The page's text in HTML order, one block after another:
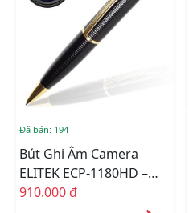
Đã bán: 194
Bút Ghi Âm Camera
ELITEK ECP-1180HD –
32GB-Bh 12th
910.000 đ